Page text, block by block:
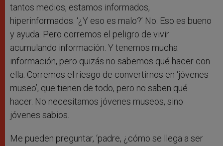
tantos medios, estamos informados,
hiperinformados. ‘¿Y eso es malo?’ No. Eso es bueno
y ayuda. Pero corremos el peligro de vivir
acumulando información. Y tenemos mucha
información, pero quizás no sabemos qué hacer con
ella. Corremos el riesgo de convertirnos en ‘jóvenes
museo’, que tienen de todo, pero no saben qué
hacer. No necesitamos jóvenes museos, sino
jóvenes sabios.
Me pueden preguntar, ‘padre, ¿cómo se llega a ser